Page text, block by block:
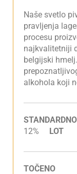
Naše svetlo
pravljenja
procesu
najkvalitetniji
belgijski
alkohola koji
12% LOT
TOČENO